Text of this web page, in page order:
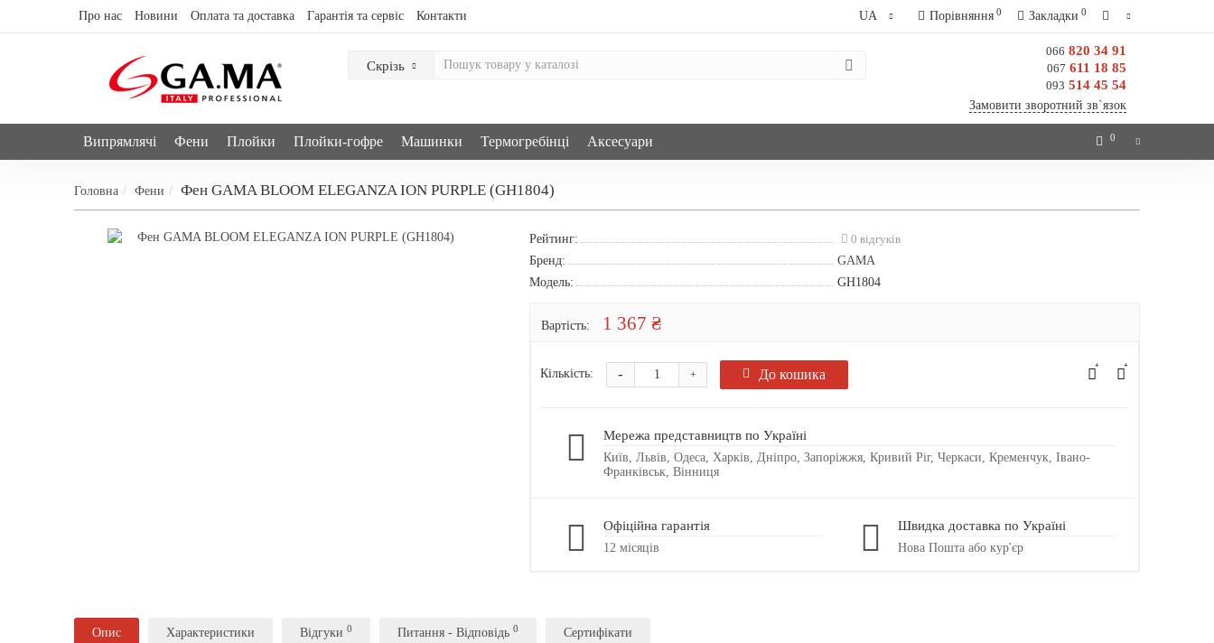
Про нас Новини Оплата та доставка Гарантія та сервіс Контакти UA Порівняння 0 Закладки 0
Скрізь
066 820 34 91
067 611 18 85
093 514 45 54
Замовити зворотний зв`язок
Випрямлячі Фени Плойки Плойки-гофре Машинки Термогребінці Аксесуари 0
Головна Фени Фен GAMA BLOOM ELEGANZA ION PURPLE (GH1804)
Рейтинг:
0 відгуків
Бренд:
GAMA
Модель:
GH1804
Вартість: 1 367 ₴
Кількість: +
- До кошика
Мережа представництв по Україні
Київ, Львів, Одеса, Харків, Дніпро, Запоріжжя, Кривий Ріг, Черкаси, Кременчук, Івано-
Франківськ, Вінниця
Офіційна гарантія
12 місяців
Швидка доставка по Україні
Нова Пошта або кур'єр
Опис Характеристики Відгуки0 Питання - Відповідь0 Сертифікати